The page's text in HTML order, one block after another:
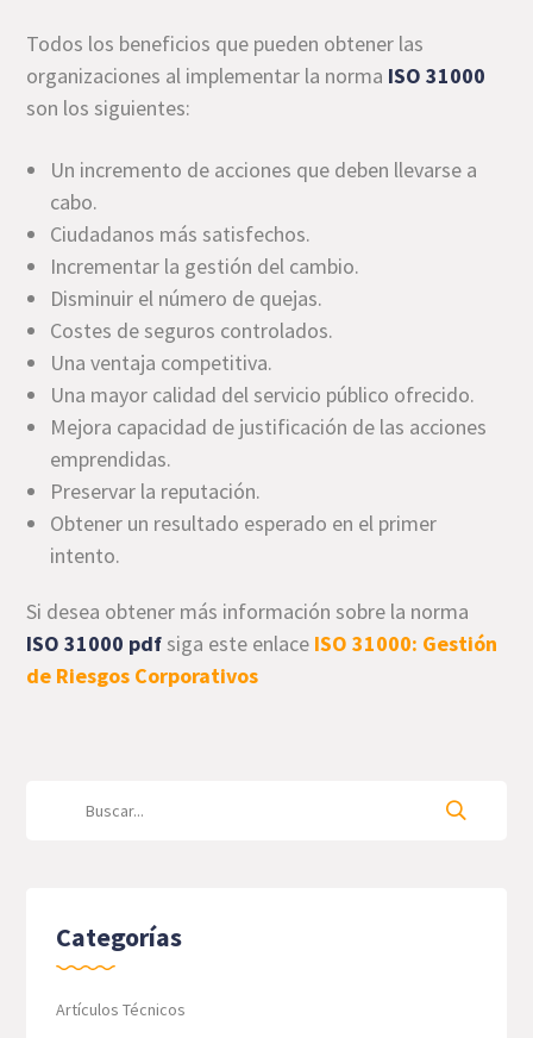
Todos los beneficios que pueden obtener las
organizaciones al implementar la norma ISO 31000
son los siguientes:
Un incremento de acciones que deben llevarse a
cabo.
Ciudadanos más satisfechos.
Incrementar la gestión del cambio.
Disminuir el número de quejas.
Costes de seguros controlados.
Una ventaja competitiva.
Una mayor calidad del servicio público ofrecido.
Mejora capacidad de justificación de las acciones
emprendidas.
Preservar la reputación.
Obtener un resultado esperado en el primer
intento.
Si desea obtener más información sobre la norma
ISO 31000 pdfsiga este enlace ISO 31000: Gestión
de Riesgos Corporativos
Categorías
Artículos Técnicos